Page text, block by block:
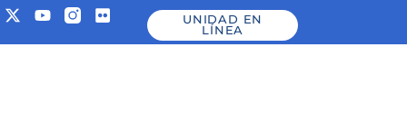
UNIDAD EN
LÍNEA